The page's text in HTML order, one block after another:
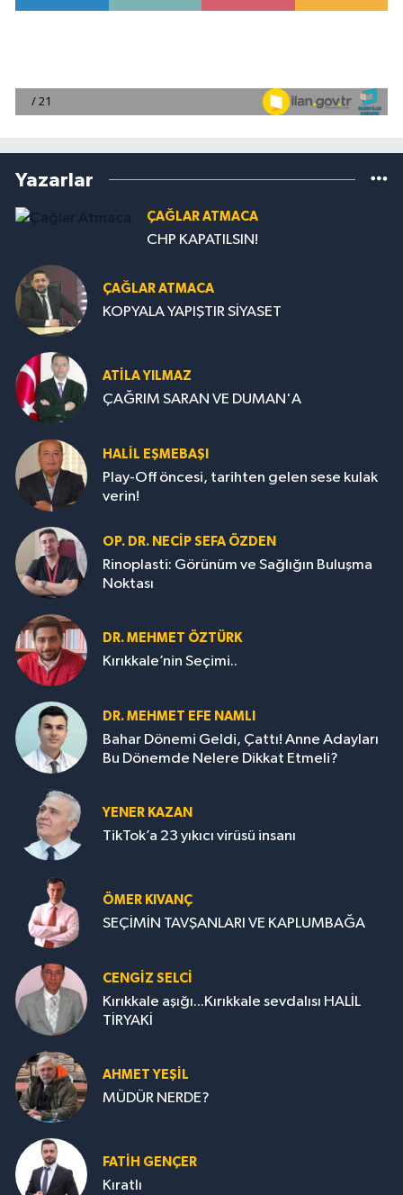
Yazarlar
ÇAĞLAR ATMACA
CHP KAPATILSIN!
ÇAĞLAR ATMACA
KOPYALA YAPIŞTIR SİYASET
ATILA YILMAZ
ÇAĞRIM SARAN VE DUMAN'A
HALIL EŞMEBAŞI
Play-Off öncesi, tarihten gelen sese kulak
verin!
OP. DR. NECIP SEFA ÖZDEN
Rinoplasti: Görünüm ve Sağlığın Buluşma
Noktası
DR. MEHMET ÖZTÜRK
Kırıkkale’nin Seçimi..
DR. MEHMET EFE NAMLI
Bahar Dönemi Geldi, Çattı! Anne Adayları
Bu Dönemde Nelere Dikkat Etmeli?
YENER KAZAN
TikTok’a 23 yıkıcı virüsü insanı
ÖMER KIVANÇ
SEÇİMİN TAVŞANLARI VE KAPLUMBAĞA
CENGİZ SELCİ
Kırıkkale aşığı...Kırıkkale sevdalısı HALİL
TİRYAKİ
AHMET YEŞİL
MÜDÜR NERDE?
FATIH GENÇER
Kıratlı